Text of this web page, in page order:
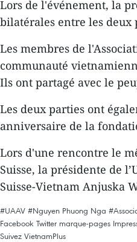
Lors de l'événement, la
bilatérales entre les deux
Les membres de
communauté
Ils ont partagé avec le
Les deux parties ont
anniversaire de la
Lors d'une rencontre le
Suisse, la présidente de
Suisse-Vietnam Anjuska
#UAAV #Nguyen Phuong Nga
Facebook Twitter marque-pages
Suivez VietnamPlus